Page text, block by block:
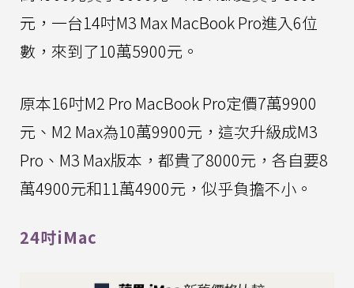
元，一台14吋M3 Max MacBook Pro進入6位
數，來到了10萬5900元。
原本16吋M2 Pro MacBook Pro定價7萬9900
元、M2 Max為10萬9900元，這次升級成M3
Pro、M3 Max版本，都貴了8000元，各自要8
萬4900元和11萬4900元，似乎負擔不小。
24吋iMac